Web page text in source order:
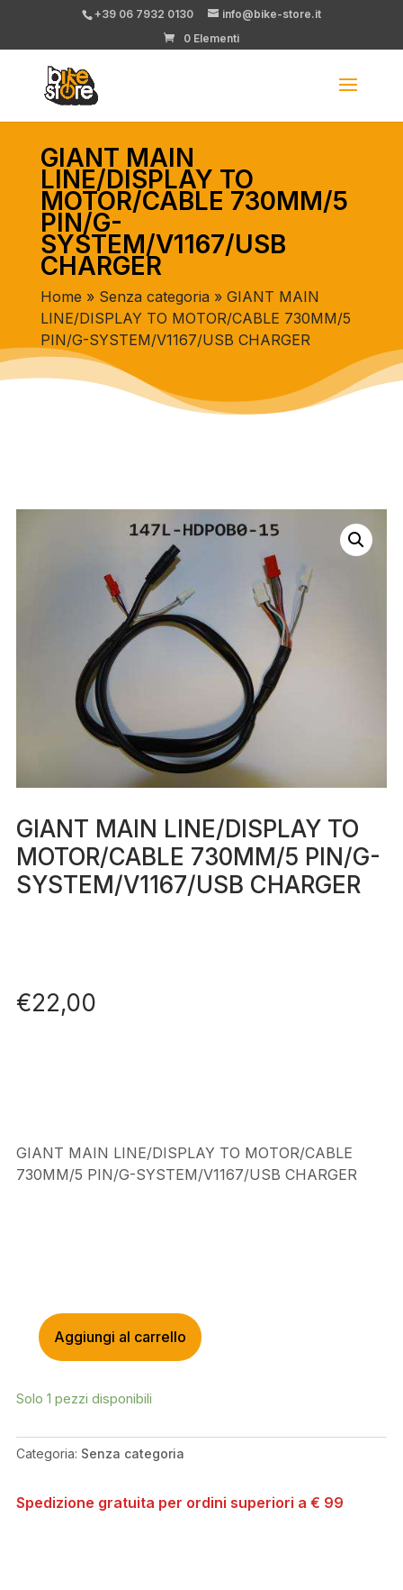
+39 06 7932 0130
info@bike-store.it
0 Elementi
GIANT MAIN
LINE/DISPLAY TO
MOTOR/CABLE 730MM/5
PIN/G-
SYSTEM/V1167/USB
CHARGER
Home » Senza categoria » GIANT MAIN
LINE/DISPLAY TO MOTOR/CABLE 730MM/5
PIN/G-SYSTEM/V1167/USB CHARGER
GIANT MAIN LINE/DISPLAY TO
MOTOR/CABLE 730MM/5 PIN/G-
SYSTEM/V1167/USB CHARGER
€22,00
GIANT MAIN LINE/DISPLAY TO MOTOR/CABLE
730MM/5 PIN/G-SYSTEM/V1167/USB CHARGER
GIANT
TO
730MM/5
PIN/G-
CHARGER
Aggiungi al carrello
Solo 1 pezzi disponibili
Categoria: Senza categoria
Spedizione gratuita per ordini superiori a € 99